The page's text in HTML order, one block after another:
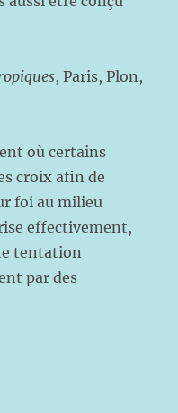
, Paris, Plon,
où certains
croix afin de
foi au milieu
effectivement,
tentation
par des